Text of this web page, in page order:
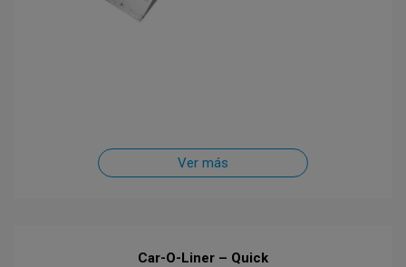
Ver más
Car-O-Liner – Quick